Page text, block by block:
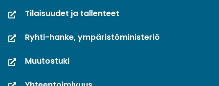
Tilaisuudet ja tallenteet
Ryhti-hanke, ympäristöministeriö
Muutostuki